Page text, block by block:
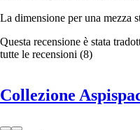
La dimensione per una mezza
Questa recensione è stata
tutte le recensioni (8)
Collezione